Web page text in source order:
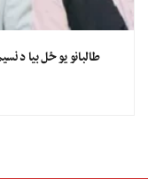
طالبانو یو ځل بیا د